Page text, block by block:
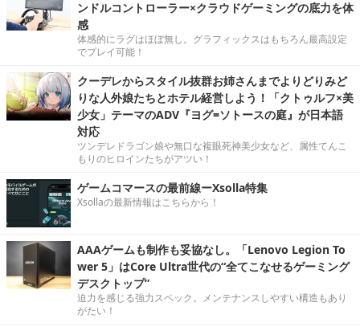
ンドルコントローラー×クラウドゲーミングの底力を体
感
体感的にラグはほぼ無し。グラフィックスはもちろん最高設定
でプレイ可能！
クーデレからスタイル抜群お姉さんまでよりどりみど
りな人外娘たちとホテル経営しよう！「クトゥルフ×美
少女」テーマのADV『ヨグ=ソトースの庭』が日本語
対応
ツンデレドラゴン娘や無口な複眼死神美少女など、属性てんこ
もりのヒロインたちがアツい！
ゲームコマースの最前線ーXsolla特集
Xsollaの最新情報はこちらから！
AAAゲームも制作も妥協なし。「Lenovo Legion To
wer 5」はCore Ultra世代の“全てこなせるゲーミング
デスクトップ”
迫力を感じる強力スペック。メンテナンスしやすい構造もあり
がたい！